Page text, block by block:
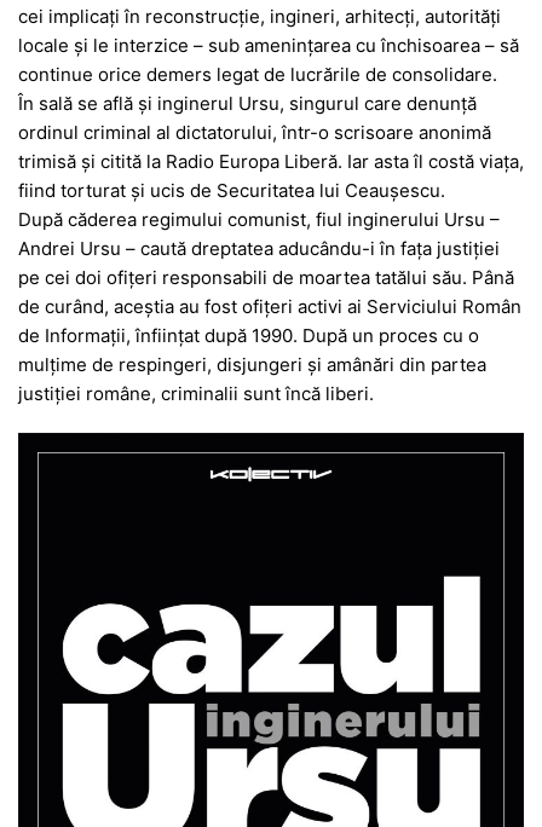
cei implicați în reconstrucție, ingineri, arhitecți, autorități
locale și le interzice – sub amenințarea cu închisoarea – să
continue orice demers legat de lucrările de consolidare.
În sală se află și inginerul Ursu, singurul care denunță
ordinul criminal al dictatorului, într-o scrisoare anonimă
trimisă și citită la Radio Europa Liberă. Iar asta îl costă viața,
fiind torturat și ucis de Securitatea lui Ceaușescu.
După căderea regimului comunist, fiul inginerului Ursu –
Andrei Ursu – caută dreptatea aducându-i în fața justiției
pe cei doi ofițeri responsabili de moartea tatălui său. Până
de curând, aceștia au fost ofițeri activi ai Serviciului Român
de Informații, înființat după 1990. După un proces cu o
mulțime de respingeri, disjungeri și amânări din partea
justiției române, criminalii sunt încă liberi.